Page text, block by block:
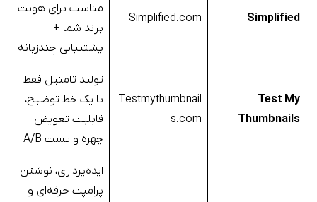
Simplified
Simplified.com
مناسب برای هویت
برند شما +
پشتیبانی چندزبانه
Test My
Thumbnails
Testmythumbnail
s.com
تولید تامنیل فقط
با یک خط توضیح،
قابلیت تعویض
چهره و تست A/B
ایده‌پردازی، نوشتن
پرامپت حرفه‌ای و